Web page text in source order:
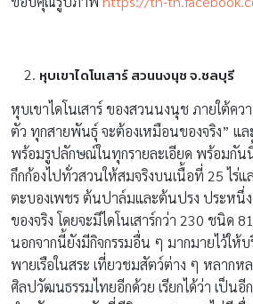
หุบเขาไดโนเสาร์ สวนนงนุช จ.ชลบุรี
หุบเขาไดโนเสาร์ ของสวนนงนุช ภายใต้คว
ตัว ทุกสายพันธุ์ จะต้องเหมือนของจริง” แ
พร้อมรูปลักษณ์ในทุกรายละเอียด พร้อมกันนี้
กึกก้องไปทั่วสวนให้สมจริงบนเนื้อที่ 25 ไร่
ตะบองเพชร ต้นปาล์มและต้นปรง ประหนึ่ง
ของจริง โดยจะมีไดโนเสาร์กว่า 230 ชนิด
นอกจากนี้ยังมีกิจกรรมอื่น ๆ มากมายไว้ให้
พายเรือในสระ เที่ยวชมสัตว์ต่าง ๆ หลาก
ศิลปวัฒนธรรมไทยอีกด้วย เรียกได้ว่า เป็น